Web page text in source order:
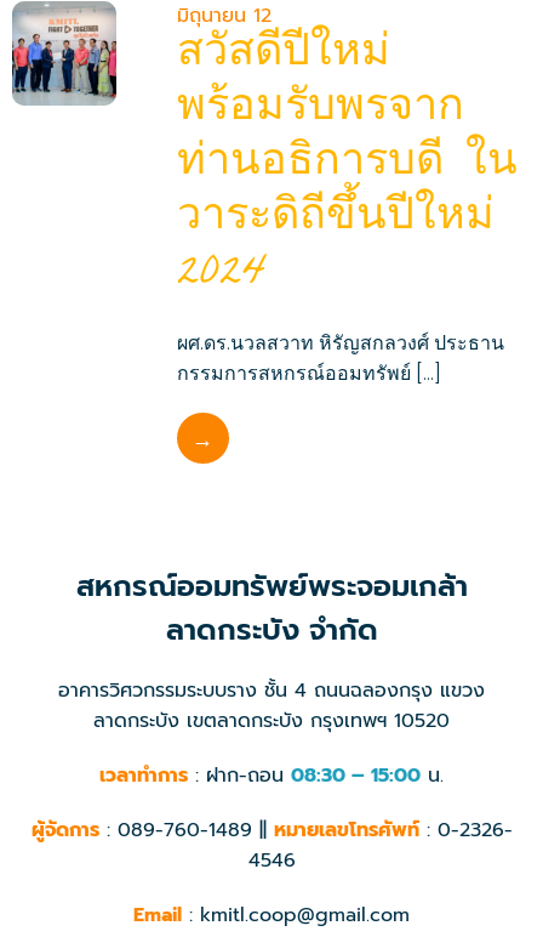
มิถุนายน 12
สวัสดีปีใหม่
พร้อมรับพรจาก
ท่านอธิการบดี ใน
วาระดิถีขึ้นปีใหม่
2024
ผศ.ดร.นวลสวาท หิรัญสกลวงศ์ ประธาน
กรรมการสหกรณ์ออมทรัพย์ […]
→
สหกรณ์ออมทรัพย์พระจอมเกล้า
ลาดกระบัง จำกัด
อาคารวิศวกรรมระบบราง ชั้น 4 ถนนฉลองกรุง แขวง
ลาดกระบัง เขตลาดกระบัง กรุงเทพฯ 10520
เวลาทำการ : ฝาก-ถอน 08:30 – 15:00 น.
ผู้จัดการ: 089-760-1489 || หมายเลขโทรศัพท์: 0-2326-
4546
Email : kmitl.coop@gmail.com